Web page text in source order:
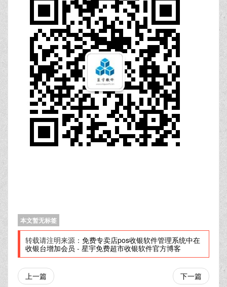
本文暂无标签
转载请注明来源： 免费专卖店pos收银软件管理系统中在
收银台增加会员 - 星宇免费超市收银软件官方博客
上一篇 下一篇